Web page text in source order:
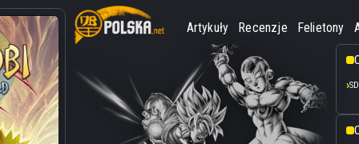
Artykuły Recenzje Felietony